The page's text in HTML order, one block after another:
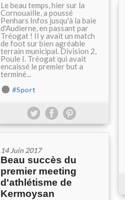
Le beau temps, hier sur la
Cornouaille, a poussé
Penhars Infos jusqu'à la baie
d'Audierne, en passant par
Tréogat ! Il y avait un match
de foot sur bien agréable
terrain municipal. Division 2,
Poule I. Tréogat qui avait
encaissé le premier but a
terminé...
#Sport
14 Juin 2017
Beau succès du
premier meeting
d'athlétisme de
Kermoysan